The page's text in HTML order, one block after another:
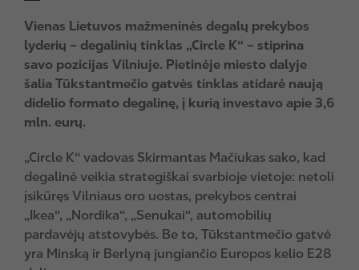
Vienas Lietuvos mažmeninės degalų prekybos
lyderių – degalinių tinklas „Circle K“ – stiprina
savo pozicijas Vilniuje. Pietinėje miesto dalyje
šalia Tūkstantmečio gatvės tinklas atidarė naują
didelio formato degalinę, į kurią investavo apie 3,6
mln. eurų.
„Circle K“ vadovas Skirmantas Mačiukas sako, kad
degalinė veikia strategiškai svarbioje vietoje: netoli
įsikūręs Vilniaus oro uostas, prekybos centrai
„Ikea“, „Nordika“, „Senukai“, automobilių
pardavėjų atstovybės. Be to, Tūkstantmečio gatvė
yra Minską ir Berlyną jungiančio Europos kelio E28